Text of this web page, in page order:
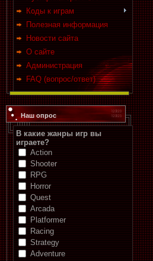
Коды к играм
Полезная информация
Новости сайта
О сайте
Администрация
FAQ (вопрос/ответ)
Наш опрос
В какие жанры игр вы
играете?
Action
Shooter
RPG
Horror
Quest
Arcada
Platformer
Racing
Strategy
Adventure